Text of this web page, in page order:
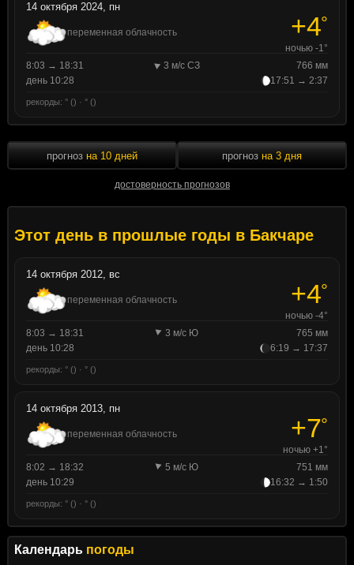
14 октября 2024, пн
переменная облачность +4°
ночью -1°
8:03 → 18:31
3 м/с СЗ
766 мм
день 10:28
17:51 → 2:37
рекорды: ° () · ° ()
прогноз на 10 дней
достоверность прогнозов
прогноз на 3 дня
Этот день в прошлые годы в Бакчаре
14 октября 2012, вс
переменная облачность +4°
ночью -4°
8:03 → 18:31
3 м/с Ю
765 мм
день 10:28
6:19 → 17:37
рекорды: ° () · ° ()
14 октября 2013, пн
переменная облачность +7°
ночью +1°
8:02 → 18:32
5 м/с Ю
751 мм
день 10:29
16:32 → 1:50
рекорды: ° () · ° ()
Календарь погоды